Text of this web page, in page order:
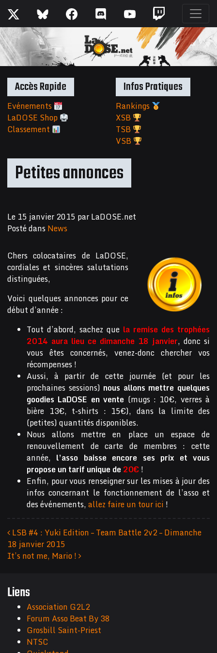
Petites annonces
Le 15 janvier 2015 parLaDOSE.net
Posté dansNews
Chers colocataires de LaDOSE,
cordiales et sincères salutations
distinguées,
Voici quelques annonces pour ce
début d’année :
Tout d’abord, sachez que la remise des trophées
2014 aura lieu ce dimanche 18 janvier, donc si
vous êtes concernés, venez-donc chercher vos
récompenses !
Aussi, à partir de cette journée (et pour les
prochaines sessions) nous allons mettre quelques
goodies LaDOSE en vente (mugs : 10€, verres à
bière 13€, t-shirts : 15€), dans la limite des
(petites) quantités disponibles.
Nous allons mettre en place un espace de
renouvellement de carte de membres : cette
année, l’asso baisse encore ses prix et vous
propose un tarif unique de20€ !
Enfin, pour vous renseigner sur les mises à jour des
infos concernant le fonctionnement de l’asso et
des événements,allez faire un tour ici !
Navigation des articles
LSB #4 : Yuki Edition – Team Battle 2v2 – Dimanche
18 janvier 2015
It’s not me, Mario !
Accès Rapide
Evénements
LaDOSE Shop
Classement
Infos Pratiques
Rankings
XSB
TSB
VSB
Liens
Association G2L2
Forum Asso Beat By 38
Grosbill Saint-Priest
NTSC